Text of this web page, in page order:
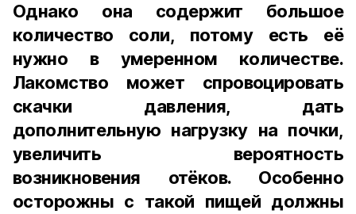
Однако она содержит большое
количество соли, потому есть её
нужно в умеренном количестве.
Лакомство может спровоцировать
скачки давления, дать
дополнительную нагрузку на почки,
увеличить вероятность
возникновения отёков. Особенно
осторожны с такой пищей должны